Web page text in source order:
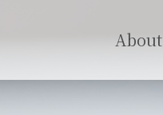
About